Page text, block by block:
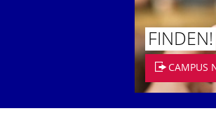
FINDEN!
CAMPUS